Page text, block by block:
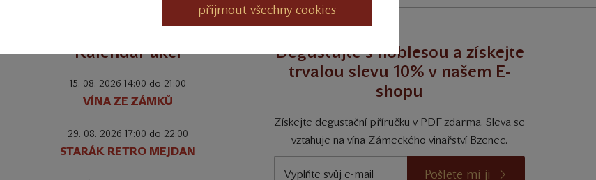
Kalendář akcí
15. 08. 2026 14:00 do 21:00
VÍNA ZE ZÁMKŮ
29. 08. 2026 17:00 do 22:00
STARÁK RETRO MEJDAN
Degustujte s noblesou a získejte
trvalou slevu 10% v našem E-
shopu
Získejte degustační příručku v PDF zdarma. Sleva se
vztahuje na vína Zámeckého vinařství Bzenec.
Pošlete mi ji
přijmout všechny cookies